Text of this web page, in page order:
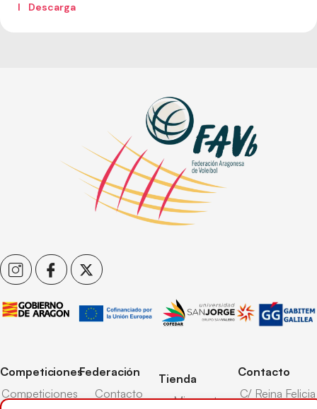
I
Descarga
Competiciones
Competiciones
Federación
Contacto
Tienda
Mi cuenta
Contacto
C/ Reina Felicia